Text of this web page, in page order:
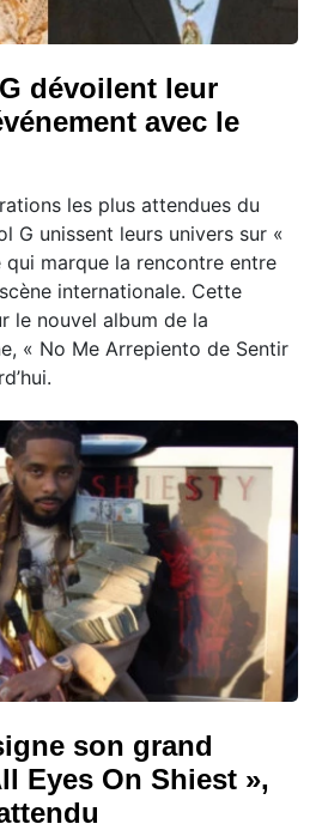
dévoilent leur
avec le
les plus attendues du
G unissent leurs univers sur «
marque la rencontre entre
internationale. Cette
le nouvel album de la
« No Me Arrepiento de Sentir
son grand
Eyes On Shiest »,